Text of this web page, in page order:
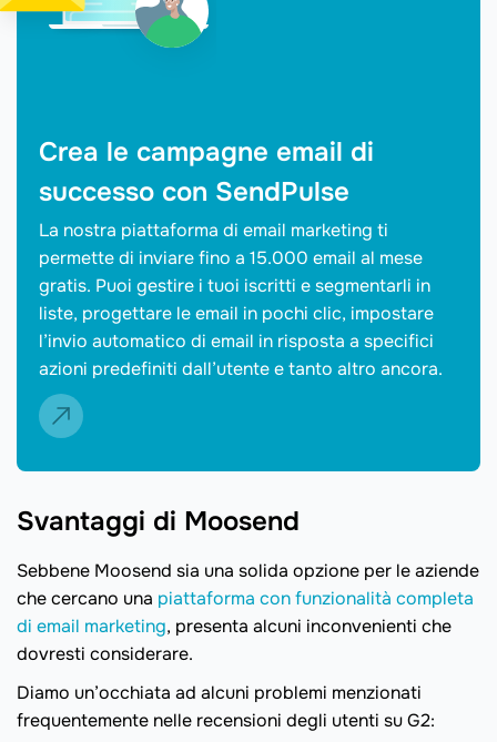
Crea le campagne email di
successo con SendPulse
La nostra piattaforma di email marketing ti
permette di inviare fino a 15.000 email al mese
gratis. Puoi gestire i tuoi iscritti e segmentarli in
liste, progettare le email in pochi clic, impostare
l’invio automatico di email in risposta a specifici
azioni predefiniti dall’utente e tanto altro ancora.
Svantaggi di Moosend
Sebbene Moosend sia una solida opzione per le aziende
che cercano una piattaforma con funzionalità completa
di email marketing, presenta alcuni inconvenienti che
dovresti considerare.
Diamo un’occhiata ad alcuni problemi menzionati
frequentemente nelle recensioni degli utenti su G2: